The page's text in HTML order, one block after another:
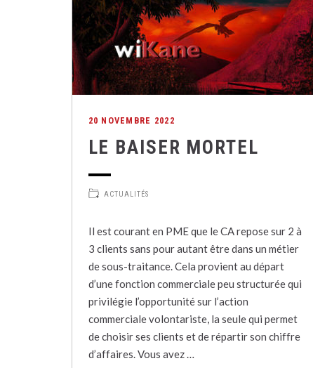
20 NOVEMBRE 2022
LE BAISER MORTEL
ACTUALITÉS
Il est courant en PME que le CA repose sur 2 à
3 clients sans pour autant être dans un métier
de sous-traitance. Cela provient au départ
d’une fonction commerciale peu structurée qui
privilégie l’opportunité sur l’action
commerciale volontariste, la seule qui permet
de choisir ses clients et de répartir son chiffre
d’affaires. Vous avez …